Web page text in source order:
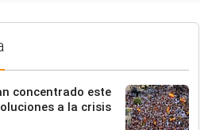
concentrado este
a la crisis